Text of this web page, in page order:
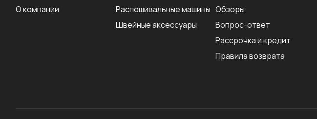
О компании
Распошивальные машины
Швейные аксеcсуары
Обзоры
Вопрос-ответ
Рассрочка и кредит
Правила возврата